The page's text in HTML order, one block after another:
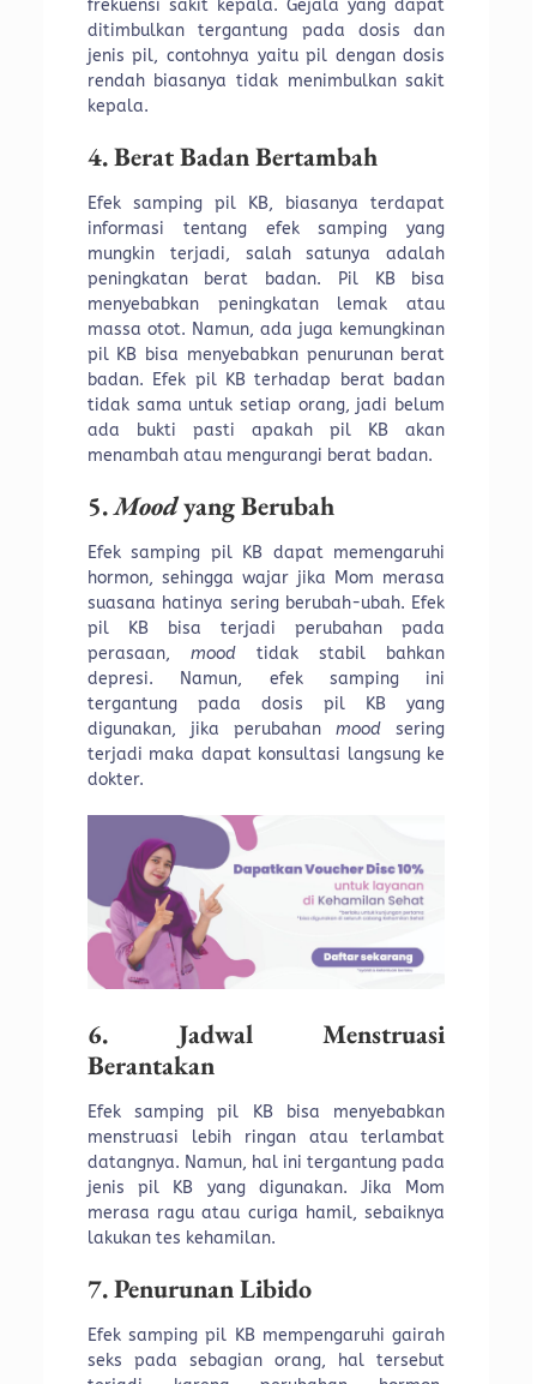
frekuensi sakit kepala. Gejala yang dapat
ditimbulkan tergantung pada dosis dan
jenis pil, contohnya yaitu pil dengan dosis
rendah biasanya tidak menimbulkan sakit
kepala.
4. Berat Badan Bertambah
Efek samping pil KB, biasanya terdapat
informasi tentang efek samping yang
mungkin terjadi, salah satunya adalah
peningkatan berat badan. Pil KB bisa
menyebabkan peningkatan lemak atau
massa otot. Namun, ada juga kemungkinan
pil KB bisa menyebabkan penurunan berat
badan. Efek pil KB terhadap berat badan
tidak sama untuk setiap orang, jadi belum
ada bukti pasti apakah pil KB akan
menambah atau mengurangi berat badan.
5.Moodyang Berubah
Efek samping pil KB dapat memengaruhi
hormon, sehingga wajar jika Mom merasa
suasana hatinya sering berubah-ubah. Efek
pil KB bisa terjadi perubahan pada
perasaan, mood tidak stabil bahkan
depresi. Namun, efek samping ini
tergantung pada dosis pil KB yang
digunakan, jika perubahanmoodsering
terjadi maka dapat konsultasi langsung ke
dokter.
6. Jadwal Menstruasi
Berantakan
Efek samping pil KB bisa menyebabkan
menstruasi lebih ringan atau terlambat
datangnya. Namun, hal ini tergantung pada
jenis pil KB yang digunakan. Jika Mom
merasa ragu atau curiga hamil, sebaiknya
lakukan tes kehamilan.
7. Penurunan Libido
Efek samping pil KB mempengaruhi gairah
seks pada sebagian orang, hal tersebut